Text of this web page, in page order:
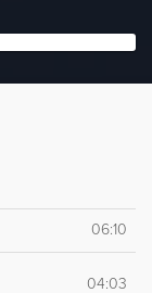
06:10
04:03